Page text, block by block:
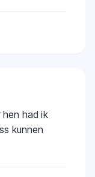
had ik
kunnen